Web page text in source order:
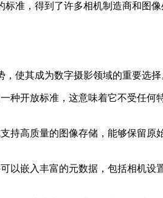
准，得到了许多相机制造商和图
使其成为数字摄影领域的重要选
一种开放标准，这意味着它不受任
支持高质量的图像存储，能够保留
以嵌入丰富的元数据，包括相机设